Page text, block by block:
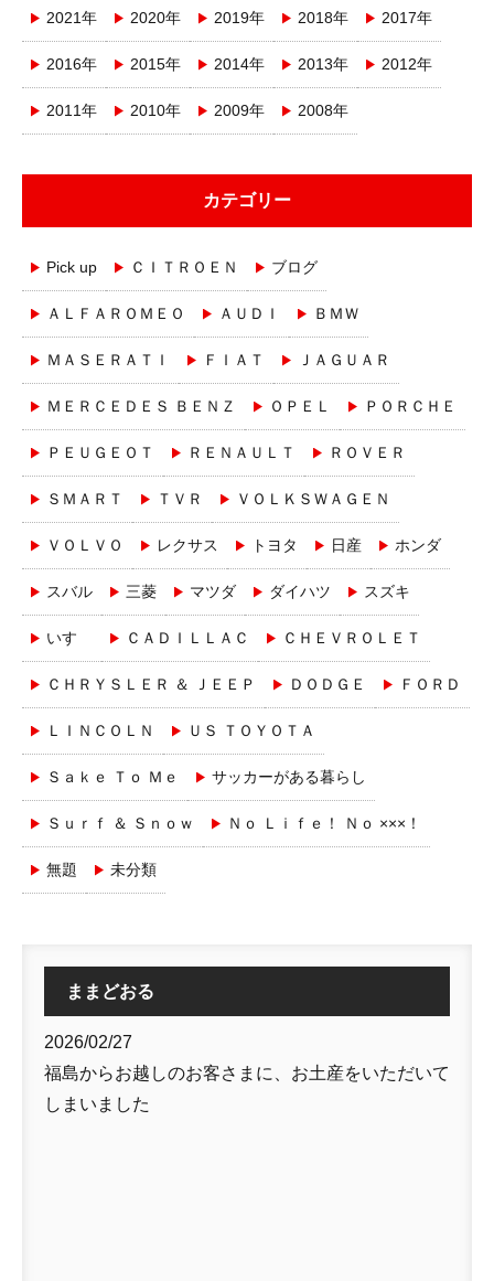
2021年 2020年 2019年 2018年 2017年
2016年 2015年 2014年 2013年 2012年
2011年 2010年 2009年 2008年
カテゴリー
Pick up ＣＩＴＲＯＥＮ ブログ
ＡＬＦＡＲＯＭＥＯ ＡＵＤＩ ＢＭＷ
ＭＡＳＥＲＡＴＩ ＦＩＡＴ ＪＡＧＵＡＲ
ＭＥＲＣＥＤＥＳ ＢＥＮＺ ＯＰＥＬ ＰＯＲＣＨＥ
ＰＥＵＧＥＯＴ ＲＥＮＡＵＬＴ ＲＯＶＥＲ
ＳＭＡＲＴ ＴＶＲ ＶＯＬＫＳＷＡＧＥＮ
ＶＯＬＶＯ レクサス トヨタ 日産 ホンダ
スバル 三菱 マツダ ダイハツ スズキ
いすゞ ＣＡＤＩＬＬＡＣ ＣＨＥＶＲＯＬＥＴ
ＣＨＲＹＳＬＥＲ ＆ ＪＥＥＰ ＤＯＤＧＥ ＦＯＲＤ
ＬＩＮＣＯＬＮ ＵＳ ＴＯＹＯＴＡ
Ｓａｋｅ Ｔｏ Ｍｅ サッカーがある暮らし
Ｓｕｒｆ ＆ Ｓｎｏｗ Ｎｏ Ｌｉｆｅ！ Ｎｏ ×××！
無題 未分類
ままどおる
2026/02/27
福島からお越しのお客さまに、お土産をいただいて
しまいました